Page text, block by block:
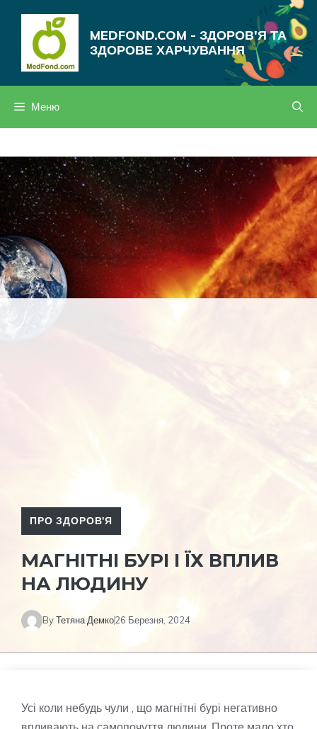
MEDFOND.COM - ЗДОРОВ'Я ТА
ЗДОРОВЕ ХАРЧУВАННЯ
Меню
ПРО ЗДОРОВ'Я
МАГНІТНІ БУРІ І ЇХ ВПЛИВ
НА ЛЮДИНУ
ByТетяна Демко26 Березня, 2024
Усі коли небудь чули , що магнітні бурі негативно